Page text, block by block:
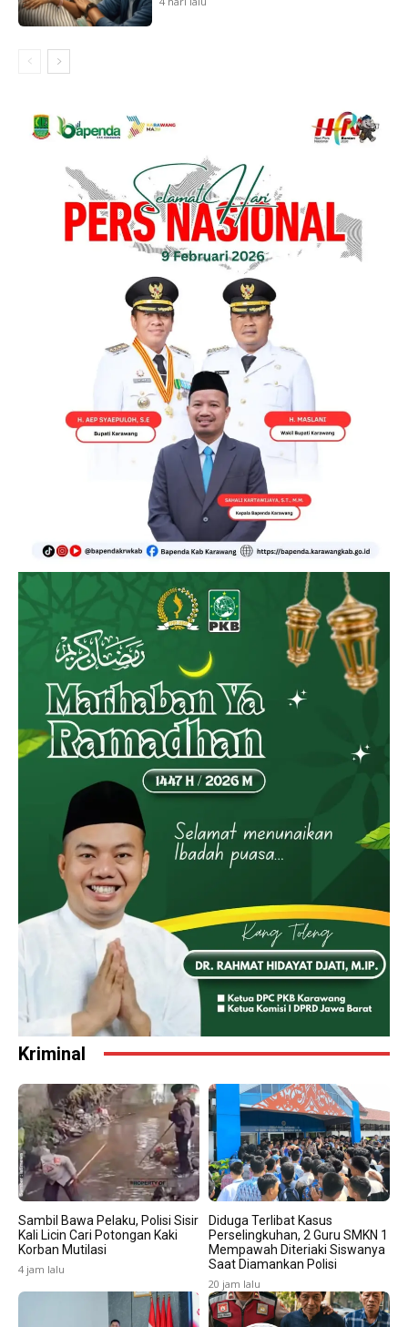
Kriminal
Sambil Bawa Pelaku, Polisi Sisir
Kali Licin Cari Potongan Kaki
Korban Mutilasi
4 jam lalu
Diduga Terlibat Kasus
Perselingkuhan, 2 Guru SMKN 1
Mempawah Diteriaki Siswanya
Saat Diamankan Polisi
20 jam lalu